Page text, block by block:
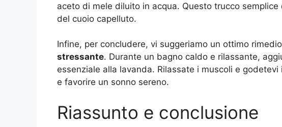
aceto di mele diluito in acqua. Questo trucco
del cuoio capelluto.
Infine, per concludere, vi suggeriamo un ottimo
stressante. Durante un bagno caldo e rilassante,
essenziale alla lavanda. Rilassate i muscoli e
e favorire un sonno sereno.
Riassunto e conclusione